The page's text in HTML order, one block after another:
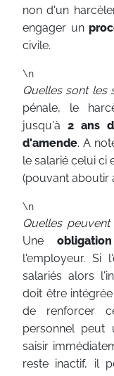
non d'un
engager un
civile.
\n
Quelles sont les
pénale,
le
jusqu'à2 ans
d'amende. A
le salarié celui ci
(pouvant aboutir
\n
Quelles
Une
l'employeur. Si
salariés alors
doit être
de renforcer
personnel
saisir
reste inactif, il